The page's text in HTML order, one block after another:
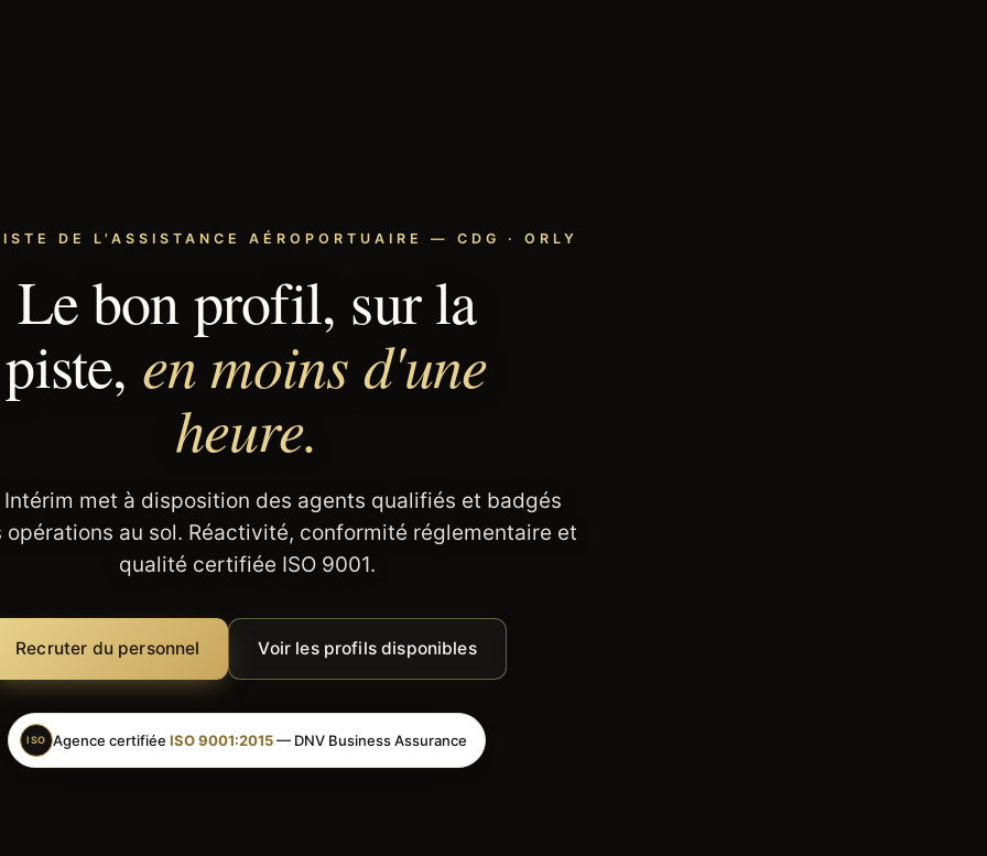
DE L'ASSISTANCE AÉROPORTUAIRE — CDG · ORLY
Le bon profil, sur la
piste, en moins d'une
heure.
Intérim met à disposition des agents qualifiés et badgés
opérations au sol. Réactivité, conformité réglementaire et
qualité certifiée ISO 9001.
Recruter du personnel Voir les profils disponibles
ISO Agence certifiée ISO 9001:2015— DNV Business Assurance